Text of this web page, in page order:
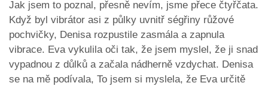
Jak jsem to poznal, přesně nevím, jsme přece čtyřčata.
Když byl vibrátor asi z půlky uvnitř ségřiny růžové
pochvičky, Denisa rozpustile zasmála a zapnula
vibrace. Eva vykulila oči tak, že jsem myslel, že ji snad
vypadnou z důlků a začala nádherně vzdychat. Denisa
se na mě podívala, To jsem si myslela, že Eva určitě